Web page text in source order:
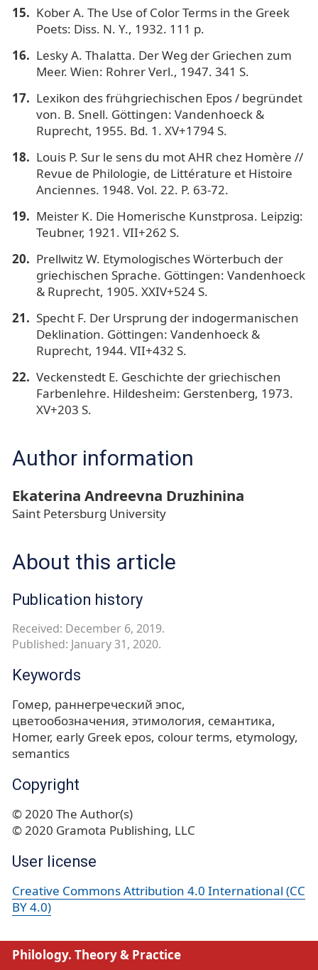
Kober A. The Use of Color Terms in the Greek
Poets: Diss. N. Y., 1932. 111 p.
Lesky A. Thalatta. Der Weg der Griechen zum
Meer. Wien: Rohrer Verl., 1947. 341 S.
Lexikon des frühgriechischen Epos / begründet
von. B. Snell. Göttingen: Vandenhoeck &
Ruprecht, 1955. Bd. 1. XV+1794 S.
Louis P. Sur le sens du mot AHR chez Homère //
Revue de Philologie, de Littérature et Histoire
Anciennes. 1948. Vol. 22. P. 63-72.
Meister K. Die Homerische Kunstprosa. Leipzig:
Teubner, 1921. VII+262 S.
Prellwitz W. Etymologisches Wörterbuch der
griechischen Sprache. Göttingen: Vandenhoeck
& Ruprecht, 1905. XXIV+524 S.
Specht F. Der Ursprung der indogermanischen
Deklination. Göttingen: Vandenhoeck &
Ruprecht, 1944. VII+432 S.
Veckenstedt E. Geschichte der griechischen
Farbenlehre. Hildesheim: Gerstenberg, 1973.
XV+203 S.
Author information
Ekaterina Andreevna Druzhinina
Saint Petersburg University
About this article
Publication history
Received: December 6, 2019.
Published: January 31, 2020.
Keywords
Гомер раннегреческий эпос
цветообозначения этимология семантика
Homer early Greek epos colour terms etymology
semantics
Copyright
© 2020 The Author(s)
© 2020 Gramota Publishing, LLC
User license
Creative Commons Attribution 4.0 International (CC
BY 4.0)
Philology. Theory & Practice